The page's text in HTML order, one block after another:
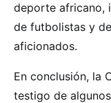
deporte africano,
de futbolistas y
aficionados.
En conclusión, la
testigo de